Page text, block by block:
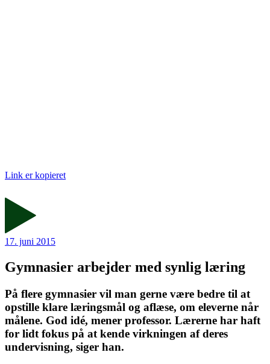
Link er kopieret
17. juni 2015
Gymnasier arbejder med synlig læring
På flere gymnasier vil man gerne være bedre til at
opstille klare læringsmål og aflæse, om eleverne når
målene. God idé, mener professor. Lærerne har haft
for lidt fokus på at kende virkningen af deres
undervisning, siger han.